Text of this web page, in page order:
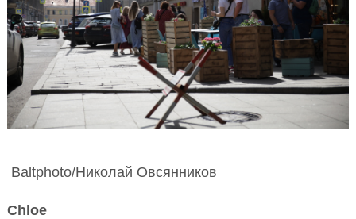
Baltphoto/Николай Овсянников
Chloe